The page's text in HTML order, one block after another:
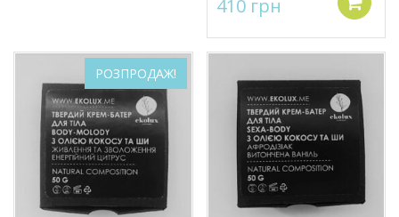
5.00
з 5
410 грн
РОЗПРОДАЖ!
Додати до списку бажань